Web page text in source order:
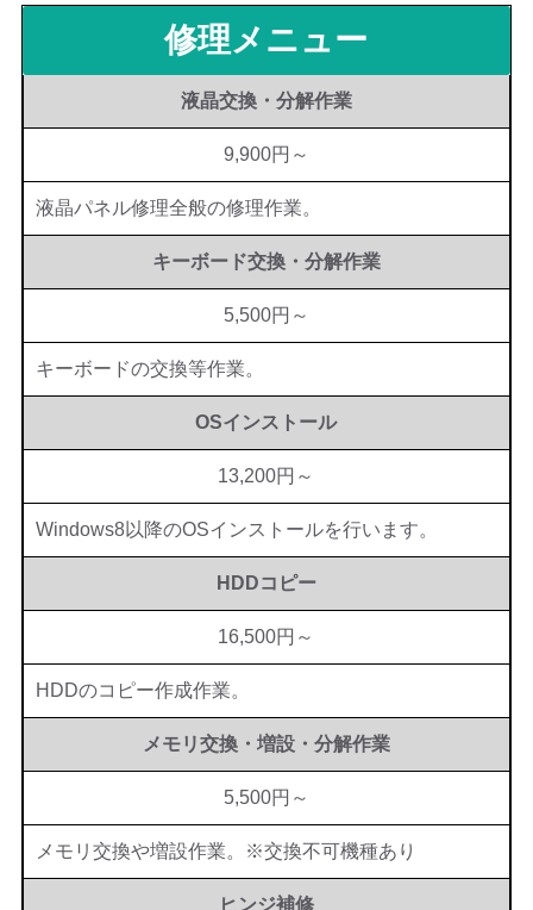
修理メニュー
液晶交換・分解作業
9,900円～
液晶パネル修理全般の修理作業。
キーボード交換・分解作業
5,500円～
キーボードの交換等作業。
OSインストール
13,200円～
Windows8以降のOSインストールを行います。
HDDコピー
16,500円～
HDDのコピー作成作業。
メモリ交換・増設・分解作業
5,500円～
メモリ交換や増設作業。※交換不可機種あり
ヒンジ補修